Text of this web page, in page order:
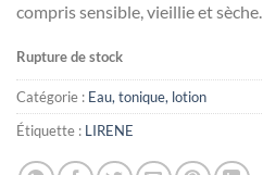
compris sensible, vieillie et sèche.
Rupture de stock
Catégorie : Eau, tonique, lotion
Étiquette : LIRENE